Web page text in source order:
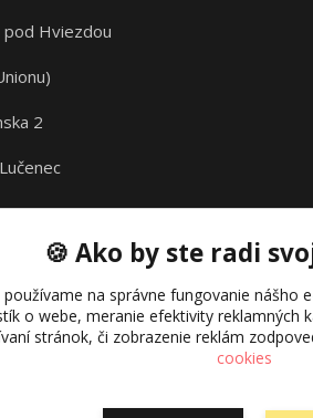
pod Hviezdou
2
🍪 Ako by ste radi
na správne fungovanie nášho
o webe, meranie efektivity reklamných
stránok, či zobrazenie reklám
cookies